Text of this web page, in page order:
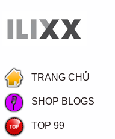
TRANG CHỦ
SHOP BLOGS
TOP 99